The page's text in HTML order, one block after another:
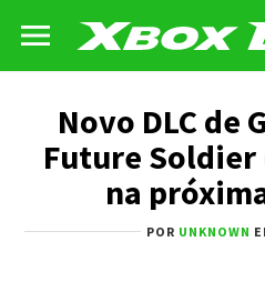
Novo DLC de
Future Soldier
na
POR UNKNOWN